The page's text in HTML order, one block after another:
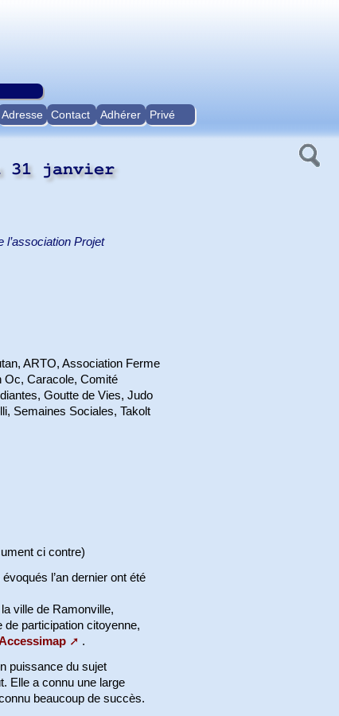
Adresse Contact Adhérer Privé
31 janvier
l’association Projet
ARTO, Association Ferme
Oc, Caracole, Comité
Goutte de Vies, Judo
Semaines Sociales, Takolt
ci contre)
l’an dernier ont été
ville de Ramonville,
participation citoyenne,
.
puissance du sujet
Elle a connu une large
beaucoup de succès.